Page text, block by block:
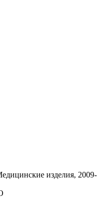
изделия, 2009-